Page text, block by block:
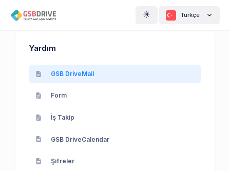
Türkçe
Yardım
GSB DriveMail
Form
İş Takip
GSB DriveCalendar
Şifreler